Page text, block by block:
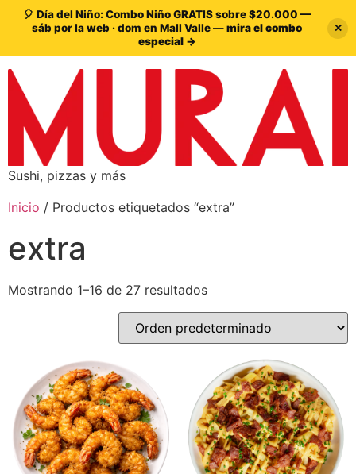
🎈 Día del Niño: Combo Niño GRATIS sobre $20.000 —
sáb por la web · dom en Mall Valle —mira el combo
especial →
✕
Sushi, pizzas y más
Inicio / Productos etiquetados “extra”
extra
Mostrando 1–16 de 27 resultados